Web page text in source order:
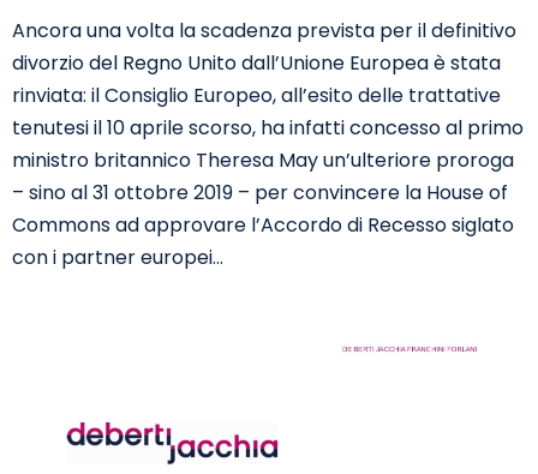
Ancora una volta la scadenza prevista per il definitivo
divorzio del Regno Unito dall’Unione Europea è stata
rinviata: il Consiglio Europeo, all’esito delle trattative
tenutesi il 10 aprile scorso, ha infatti concesso al primo
ministro britannico Theresa May un’ulteriore proroga
– sino al 31 ottobre 2019 – per convincere la House of
Commons ad approvare l’Accordo di Recesso siglato
con i partner europei…